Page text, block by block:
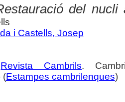
del
i Castells, Josep
Revista Cambrils.
(Estampes cambrilenques)